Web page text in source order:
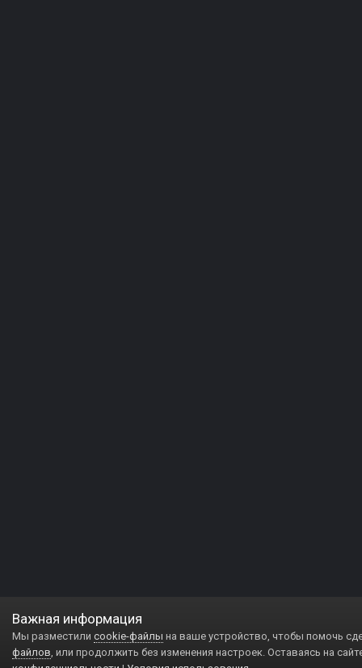
Важная информация
Мы разместили cookie-файлы на ваше устройство, чтобы помочь
файлов, или продолжить без изменения настроек. Оставаясь на